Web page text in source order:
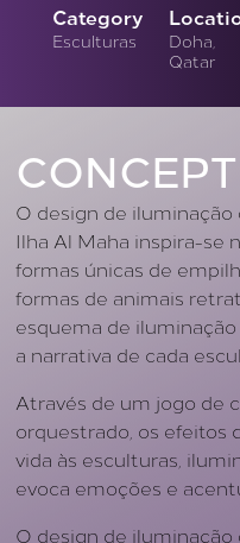
Category
Esculturas
Doha,
Qatar
CONCEPT
O design de
Ilha Al Maha inspira-se
formas únicas de
formas de animais
esquema de
a narrativa de cada
Através de um jogo de
orquestrado, os efeitos
vida às esculturas,
evoca emoções e
O design de